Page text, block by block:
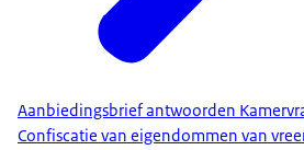
Aanbiedingsbrief antwoorden
Confiscatie van eigendommen van